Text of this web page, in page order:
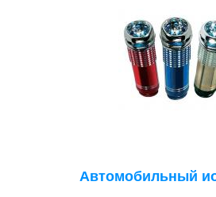
Автомобильный